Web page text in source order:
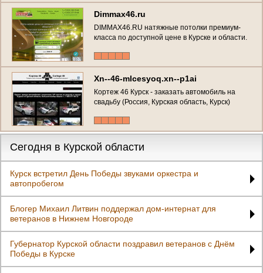
Dimmax46.ru
DIMMAX46.RU натяжные потолки премиум-
класса по доступной цене в Курске и области.
соотношение цены и качества. Акции! (Россия,
Курская область, Курск)
Xn--46-mlcesyoq.xn--p1ai
Кортеж 46 Курск - заказать автомобиль на
свадьбу (Россия, Курская область, Курск)
Сегодня в Курской области
Курск встретил День Победы звуками оркестра и
автопробегом
Блогер Михаил Литвин поддержал дом-интернат для
ветеранов в Нижнем Новгороде
Губернатор Курской области поздравил ветеранов с Днём
Победы в Курске